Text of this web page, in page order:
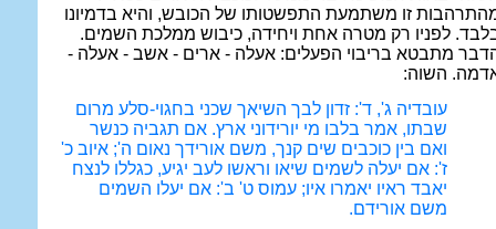
זו משתמעת התפשטותו של הכובש, והיא בדמיונו
לפניו רק מטרה אחת ויחידה, כיבוש ממלכת השמים.
מתבטא בריבוי הפעלים: אעלה - ארים - אשב - אעלה -
השוה:
עובדיה ג', ד': זדון לבך השיאך שכני בחגוי-סלע מרום
שבתו, אמר בלבו מי יורידוני ארץ. אם תגביה כנשר
ואם בין כוכבים שים קנך, משם אורידך נאום ה'; איוב כ'
ז': אם יעלה לשמים שיאו וראשו לעב יגיע, כגללו לנצח
יאבד ראיו יאמרו איו; עמוס ט' ב': אם יעלו השמים
משם אורידם.